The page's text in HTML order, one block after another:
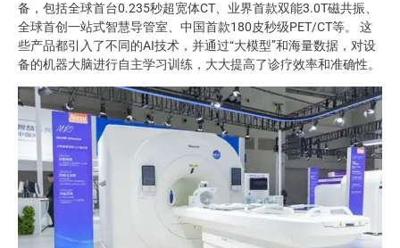
备，包括全球首台0.235秒超宽体CT、业界首款双能3.0T磁共振、
全球首创一站式智慧导管室、中国首款180皮秒级PET/CT等。 这
些产品都引入了不同的AI技术，并通过“大模型”和海量数据，对设
备的机器大脑进行自主学习训练，大大提高了诊疗效率和准确性。